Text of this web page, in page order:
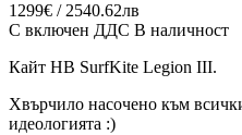
1299€ / 2540.62лв
С включен ДДС В наличност
Кайт HB SurfKite Legion III.
Хвърчило насочено към
идеологията :)